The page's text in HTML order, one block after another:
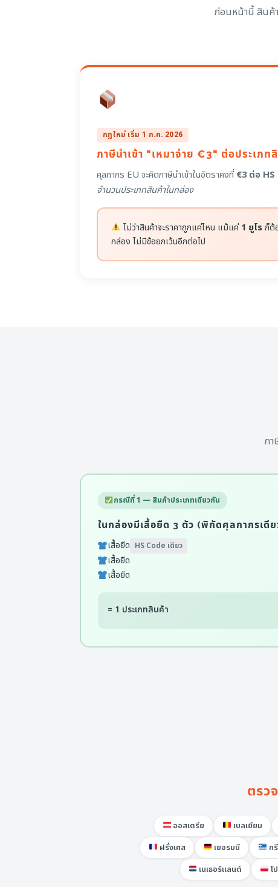
ก่อนหน้านี้ สินค้
กฎใหม่ เริ่ม 1 ก.ค. 2026
ภาษีนำเข้า "เหมาจ่าย €3" ต่อประเภท
ศุลกากร EU จะคิดภาษีนำเข้าในอัตราคงที่ €3 ต่อ
จำนวนประเภทสินค้าในกล่อง
ไม่ว่าสินค้าจะราคาถูกแค่ไหน แม้แค่ 1 ยูโรก็ต้
กล่อง ไม่มีข้อยกเว้นอีกต่อไป
ภา
กรณีที่ 1 — สินค้าประเภทเดียวกัน
ในกล่องมีเสื้อยืด 3 ตัว (พิกัดศุลกากรเดี
เสื้อยืด HS Code เดียว
เสื้อยืด
เสื้อยืด
= 1 ประเภทสินค้า
ตรว
ออสเตรีย เบลเยียม
ฝรั่งเศส
เยอรมนี ก
เนเธอร์แลนด์
โ